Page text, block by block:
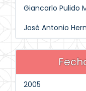
Giancarlo Pulido
José Antonio
2005